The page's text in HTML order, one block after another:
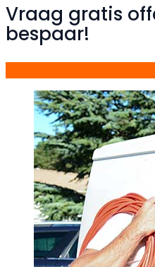
Vraag gratis
bespaar!